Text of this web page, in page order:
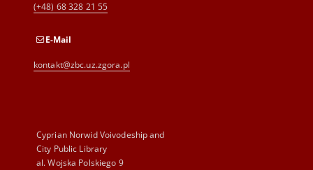
(+48) 68 328 21 55
E-Mail
kontakt@zbc.uz.zgora.pl
Cyprian Norwid Voivodeship and
City Public Library
al. Wojska Polskiego 9